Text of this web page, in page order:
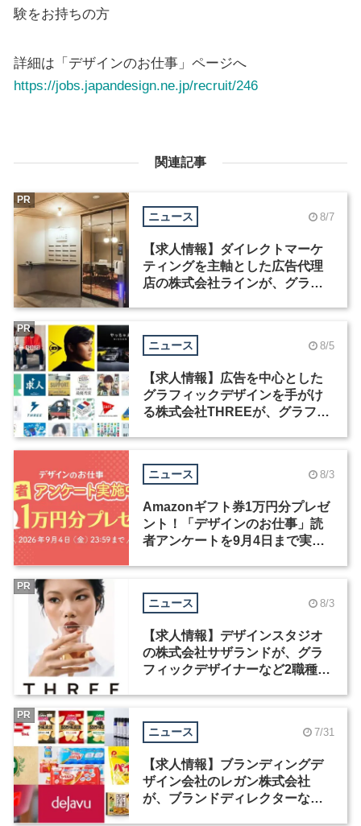
験をお持ちの方
詳細は「デザインのお仕事」ページへ
https://jobs.japandesign.ne.jp/recruit/246
関連記事
ニュース 8/7
【求人情報】ダイレクトマーケ
ティングを主軸とした広告代理
店の株式会社ラインが、グラフ
PR
ニュース 8/5
【求人情報】広告を中心とした
グラフィックデザインを手がけ
る株式会社THREEが、グラフィ
PR
ニュース 8/3
Amazonギフト券1万円分プレゼ
ント！「デザインのお仕事」読
者アンケートを9月4日まで実施
ニュース 8/3
【求人情報】デザインスタジオ
の株式会社サザランドが、グラ
フィックデザイナーなど2職種を
PR
ニュース 7/31
【求人情報】ブランディングデ
ザイン会社のレガン株式会社
が、ブランドディレクターなど3
PR